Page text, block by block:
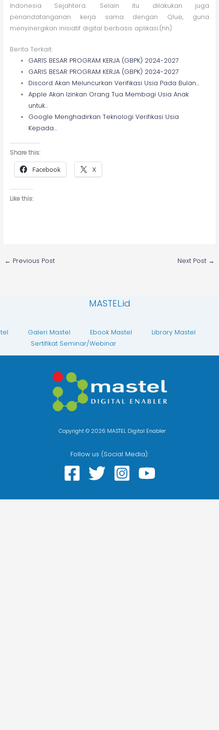
Indonesia Sejahtera. Selain itu dilakukan juga
penandatanganan kerja sama dengan Qlue, guna
menyinergikan inisiatif digital berbasis aplikasi.(hh)
Berita Terkait:
GARIS BESAR PROGRAM KERJA (GBPK) 2024-2027
GARIS BESAR PROGRAM KERJA (GBPK) 2024-2027
Discord Akan Meluncurkan Verifikasi Usia Pada Bulan…
Apple Akan Izinkan Orang Tua Membagi Usia Anak
untuk…
Google Menghadirkan Teknologi Verifikasi Usia
Kepada…
Share this:
Facebook X
Like this:
← Previous Post Next Post →
MASTEL.id
Galeri Mastel Ebook Mastel
Library Mastel
Sertifikat Seminar/Webinar
Copyright © 2026 MASTEL Digital Enabler
Follow us (Social Media):